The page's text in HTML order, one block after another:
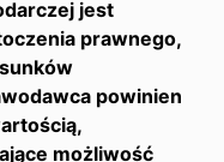
jest
prawnego,
powinien
możliwość